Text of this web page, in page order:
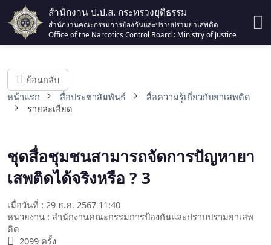
สำนักงาน ป.ป.ส. กระทรวงยุติธรรม
สำนักงานคณะกรรมการป้องกันและปราบปรามยาเสพติด
Office of the Narcotics Control Board : Ministry of Justice
ย้อนกลับ
หน้าแรก สื่อประชาสัมพันธ์
สื่อความรู้เกี่ยวกับยาเสพติด
รายละเอียด
ชุดสื่อชุมชนสามารถจัดการปัญหายา
เสพติดได้จริงหรือ ? 3
เมื่อวันที่ : 29 ธ.ค. 2567 11:40
หน่วยงาน : สำนักงานคณะกรรมการป้องกันและปราบปรามยาเสพ
ติด
2099 ครั้ง